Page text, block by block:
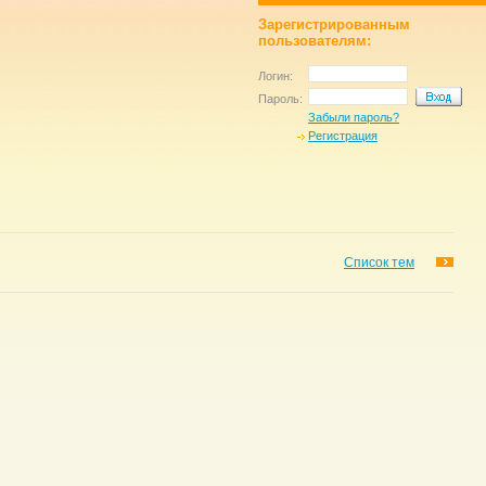
Зарегистрированным
пользователям:
Логин:
Пароль:
Забыли пароль?
Регистрация
Список тем